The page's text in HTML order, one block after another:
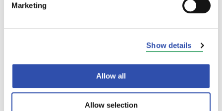
Marketing
Show details
Allow all
Allow selection
tavaraliikenteen operointiin, ja
luonnollista jatkumoa tälle kehitykselle.
Tahtotilana on siirtää lopunkin museokaluston
omistus lähtökohtaisesti kaluston nykyisille
haltijoille, esimerkiksi paikallisille
yhdistyksille, joiden kanssa on tarkoitus
käynnistää neuvottelut lähiaikoina.